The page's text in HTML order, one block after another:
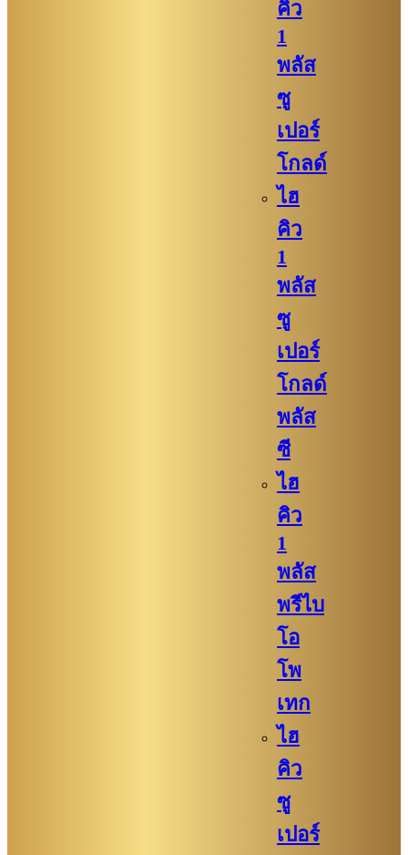
คิว
1
พลัส
ซู
เปอร์
โกลด์
ไฮ
คิว
1
พลัส
ซู
เปอร์
โกลด์
พลัส
ซี
ไฮ
คิว​
1
พลัส
พรีไบ
โอ
โพ
เทก
ไฮ
คิว​​
ซู
เปอร์